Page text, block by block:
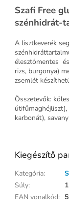
Szafi Free
szénhidrát-
A lisztkeverék
élesztőmentes
rizs, burgonya)
zsemlét
Összetevők:
karbonát),
Kiegészítő
Kategória:
Súly:
EAN vonalkód: